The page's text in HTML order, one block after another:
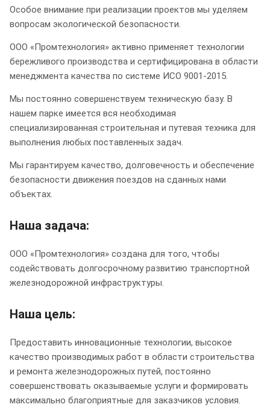
Особое внимание при реализации проектов мы уделяем
вопросам экологической безопасности.
ООО «Промтехнология» активно применяет технологии
бережливого производства и сертифицирована в области
менеджмента качества по системе ИСО 9001-2015.
Мы постоянно совершенствуем техническую базу. В
нашем парке имеется вся необходимая
специализированная строительная и путевая техника для
выполнения любых поставленных задач.
Мы гарантируем качество, долговечность и обеспечение
безопасности движения поездов на сданных нами
объектах.
Наша задача:
ООО «Промтехнология» создана для того, чтобы
содействовать долгосрочному развитию транспортной
железнодорожной инфраструктуры.
Наша цель:
Предоставить инновационные технологии, высокое
качество производимых работ в области строительства
и ремонта железнодорожных путей, постоянно
совершенствовать оказываемые услуги и формировать
максимально благоприятные для заказчиков условия.